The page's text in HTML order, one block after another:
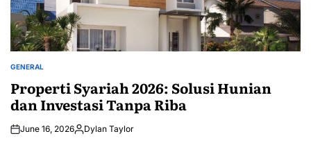
POSTED
GENERAL
Properti Syariah 2026: Solusi Hunian
dan Investasi Tanpa Riba
June 16, 2026Posted
Dylan Taylor